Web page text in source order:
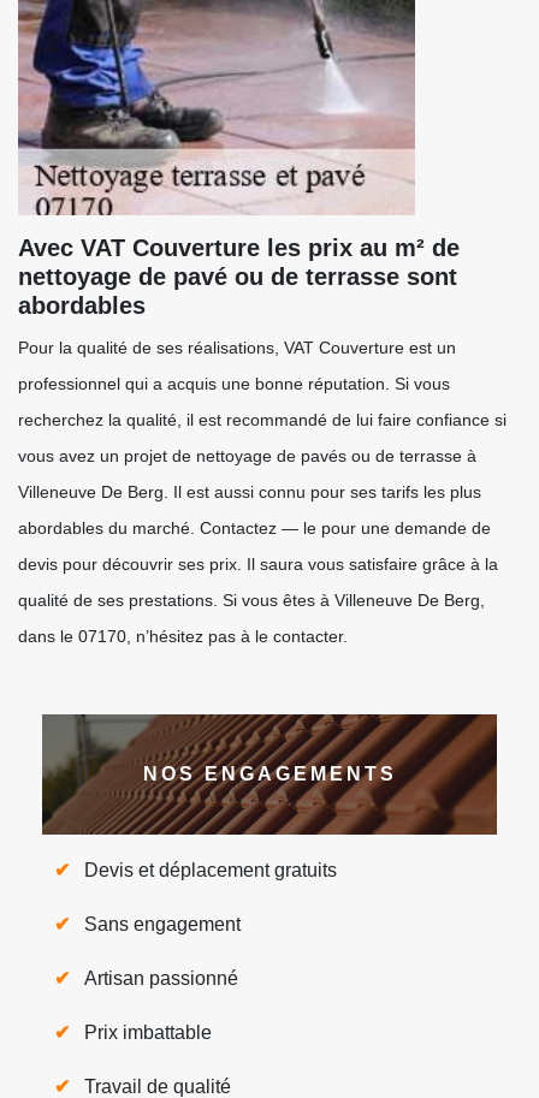
Avec VAT Couverture les prix au m² de
nettoyage de pavé ou de terrasse sont
abordables
Pour la qualité de ses réalisations, VAT Couverture est un
professionnel qui a acquis une bonne réputation. Si vous
recherchez la qualité, il est recommandé de lui faire confiance si
vous avez un projet de nettoyage de pavés ou de terrasse à
Villeneuve De Berg. Il est aussi connu pour ses tarifs les plus
abordables du marché. Contactez — le pour une demande de
devis pour découvrir ses prix. Il saura vous satisfaire grâce à la
qualité de ses prestations. Si vous êtes à Villeneuve De Berg,
dans le 07170, n’hésitez pas à le contacter.
NOS ENGAGEMENTS
Devis et déplacement gratuits
Sans engagement
Artisan passionné
Prix imbattable
Travail de qualité